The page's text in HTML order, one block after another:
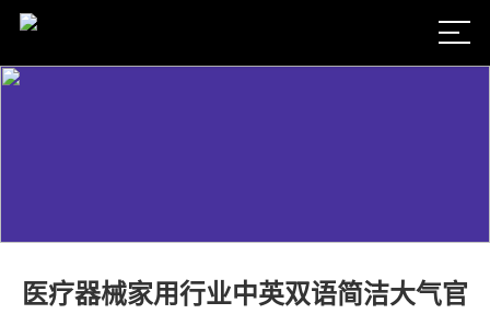
医疗器械家用行业中英双语简洁大气官